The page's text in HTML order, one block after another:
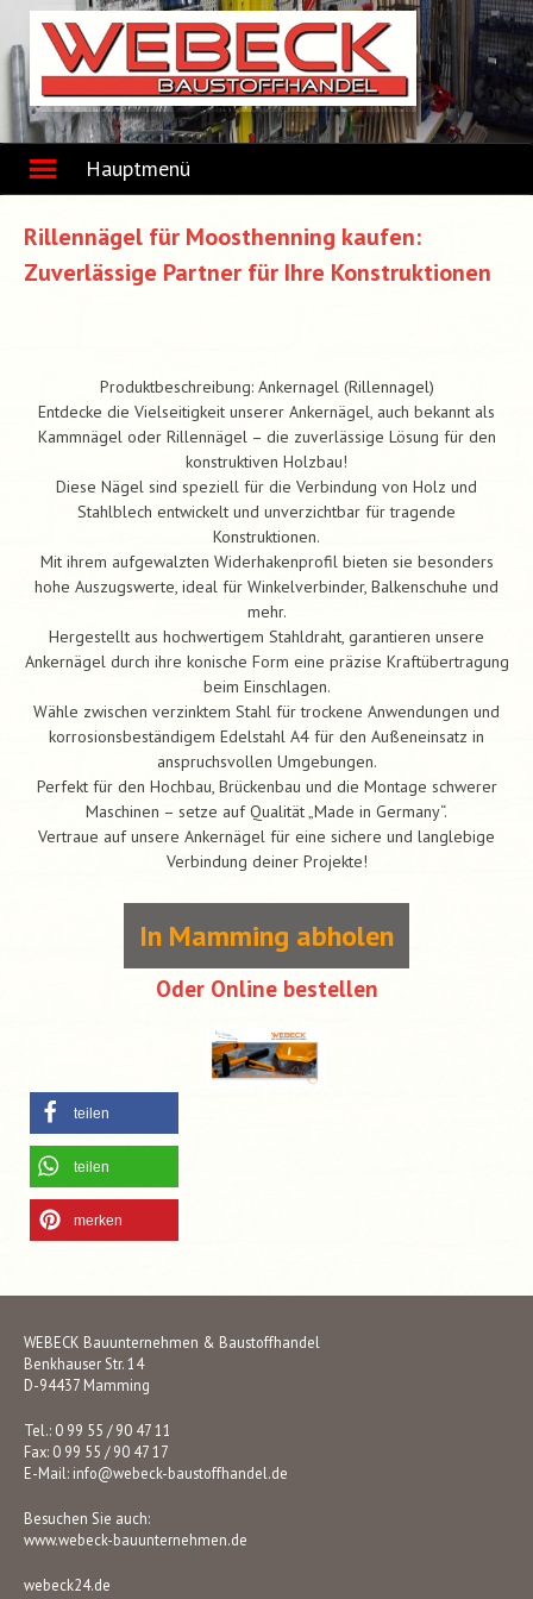
content
Hauptmenü
Rillennägel für Moosthenning kaufen:
Zuverlässige Partner für Ihre Konstruktionen
Produktbeschreibung: Ankernagel (Rillennagel)
Entdecke die Vielseitigkeit unserer Ankernägel, auch bekannt als
Kammnägel oder Rillennägel – die zuverlässige Lösung für den
konstruktiven Holzbau!
Diese Nägel sind speziell für die Verbindung von Holz und
Stahlblech entwickelt und unverzichtbar für tragende
Konstruktionen.
Mit ihrem aufgewalzten Widerhakenprofil bieten sie besonders
hohe Auszugswerte, ideal für Winkelverbinder, Balkenschuhe und
mehr.
Hergestellt aus hochwertigem Stahldraht, garantieren unsere
Ankernägel durch ihre konische Form eine präzise Kraftübertragung
beim Einschlagen.
Wähle zwischen verzinktem Stahl für trockene Anwendungen und
korrosionsbeständigem Edelstahl A4 für den Außeneinsatz in
anspruchsvollen Umgebungen.
Perfekt für den Hochbau, Brückenbau und die Montage schwerer
Maschinen – setze auf Qualität „Made in Germany“.
Vertraue auf unsere Ankernägel für eine sichere und langlebige
Verbindung deiner Projekte!
In Mamming abholen
Oder Online bestellen
teilen
teilen
merken
WEBECK Bauunternehmen & Baustoffhandel
Benkhauser Str. 14
D-94437 Mamming
Tel.: 0 99 55 / 90 47 11
Fax: 0 99 55 / 90 47 17
E-Mail: info@webeck-baustoffhandel.de
Besuchen Sie auch:
www.webeck-bauunternehmen.de
webeck24.de